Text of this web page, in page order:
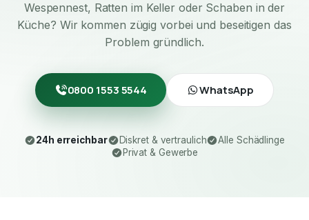
Wespennest, Ratten im Keller oder Schaben in der
Küche? Wir kommen zügig vorbei und beseitigen das
Problem gründlich.
0800 1553 5544 WhatsApp
24h erreichbar Diskret & vertraulich
Alle Schädlinge
Privat & Gewerbe